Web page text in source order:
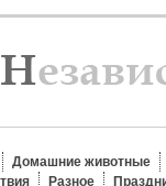
Домашние животные
Разное